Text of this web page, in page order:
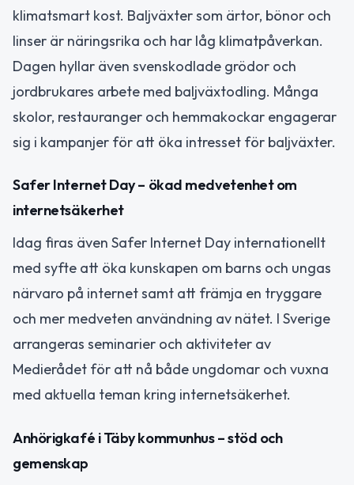
klimatsmart kost. Baljväxter som ärtor, bönor och
linser är näringsrika och har låg klimatpåverkan.
Dagen hyllar även svenskodlade grödor och
jordbrukares arbete med baljväxtodling. Många
skolor, restauranger och hemmakockar engagerar
sig i kampanjer för att öka intresset för baljväxter.
Safer Internet Day – ökad medvetenhet om
internetsäkerhet
Idag firas även Safer Internet Day internationellt
med syfte att öka kunskapen om barns och ungas
närvaro på internet samt att främja en tryggare
och mer medveten användning av nätet. I Sverige
arrangeras seminarier och aktiviteter av
Medierådet för att nå både ungdomar och vuxna
med aktuella teman kring internetsäkerhet.
Anhörigkafé i Täby kommunhus – stöd och
gemenskap